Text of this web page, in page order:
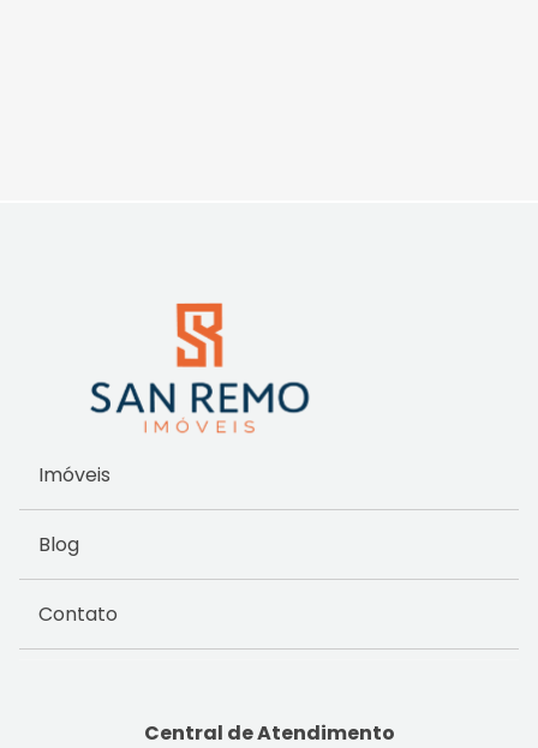
Imóveis
Blog
Contato
Central de Atendimento